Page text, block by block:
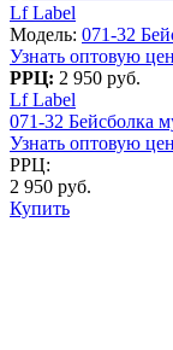
Lf Label
Модель: 071-32
Узнать оптовую
РРЦ: 2 950 руб.
Lf Label
071-32 Бейсболка
Узнать оптовую
РРЦ:
2 950 руб.
Купить